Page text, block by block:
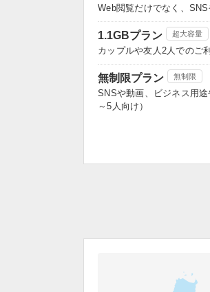
Web閲覧だけでなく、
1.1GBプラン 超大容量
カップルや友人2人でのご
無制限プラン 無制限
SNSや動画、ビジネス用
～5人向け）